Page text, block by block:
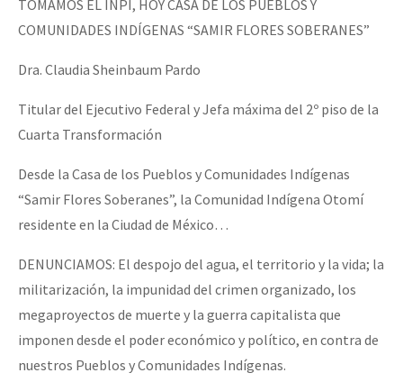
TOMAMOS EL INPI, HOY CASA DE LOS PUEBLOS Y
COMUNIDADES INDÍGENAS “SAMIR FLORES SOBERANES”
Dra. Claudia Sheinbaum Pardo
Titular del Ejecutivo Federal y Jefa máxima del 2º piso de la
Cuarta Transformación
Desde la Casa de los Pueblos y Comunidades Indígenas
“Samir Flores Soberanes”, la Comunidad Indígena Otomí
residente en la Ciudad de México…
DENUNCIAMOS: El despojo del agua, el territorio y la vida; la
militarización, la impunidad del crimen organizado, los
megaproyectos de muerte y la guerra capitalista que
imponen desde el poder económico y político, en contra de
nuestros Pueblos y Comunidades Indígenas.